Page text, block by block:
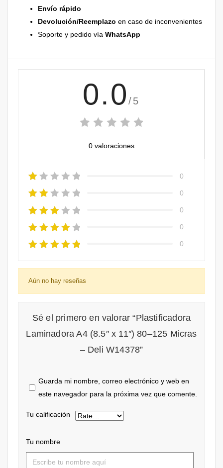
Envío rápido
Devolución/Reemplazo en caso de inconvenientes
Soporte y pedido vía WhatsApp
0.0 /5
0 valoraciones
0
0
0
0
0
Aún no hay reseñas
Sé el primero en valorar “Plastificadora
Laminadora A4 (8.5″ x 11″) 80–125 Micras
– Deli W14378”
Tu nombre
Guarda mi nombre, correo electrónico y web en
este navegador para la próxima vez que comente.
Tu calificación